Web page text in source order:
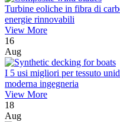
Turbine eoliche in fibra di
energie rinnovabili
View More
16
Aug
I 5 usi migliori per tessuto
moderna ingegneria
View More
18
Aug